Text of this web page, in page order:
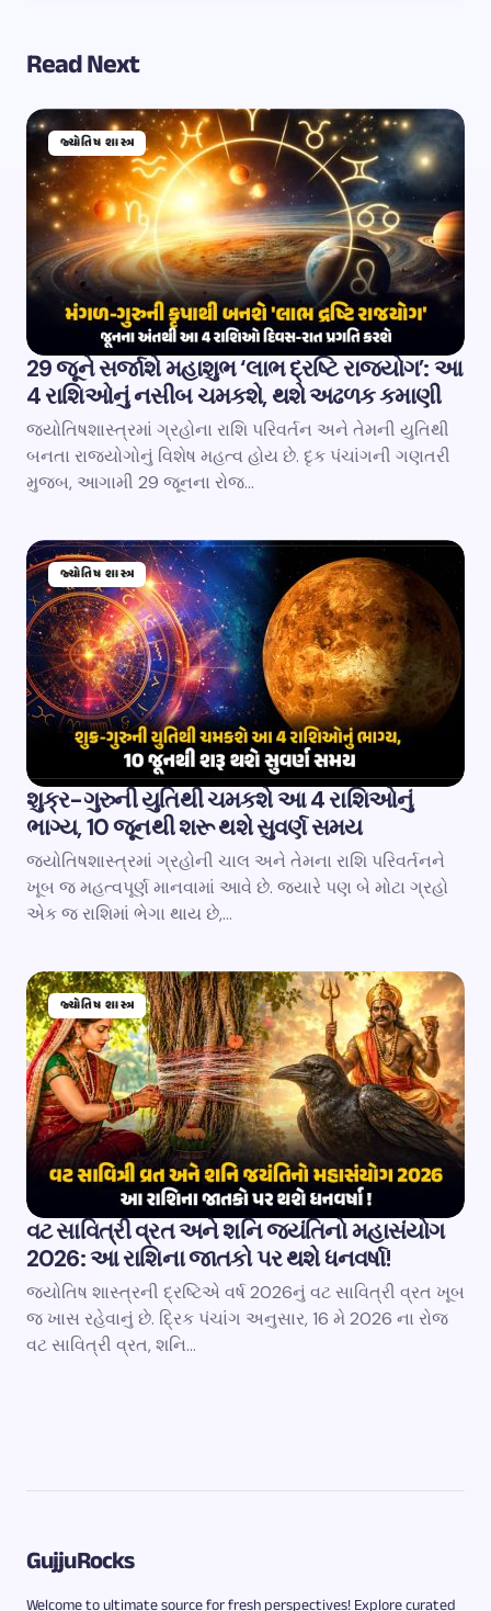
Read Next
જ્યોતિષ શાસ્ત્ર
29 જૂને સર્જાશે મહાશુભ ‘લાભ દ્રષ્ટિ રાજયોગ’: આ
4 રાશિઓનું નસીબ ચમકશે, થશે અઢળક કમાણી
જ્યોતિષશાસ્ત્રમાં ગ્રહોના રાશિ પરિવર્તન અને તેમની યુતિથી
બનતા રાજયોગોનું વિશેષ મહત્વ હોય છે. દૃક પંચાંગની ગણતરી
મુજબ, આગામી 29 જૂનના રોજ…
જ્યોતિષ શાસ્ત્ર
શુક્ર-ગુરુની યુતિથી ચમકશે આ 4 રાશિઓનું
ભાગ્ય, 10 જૂનથી શરૂ થશે સુવર્ણ સમય
જ્યોતિષશાસ્ત્રમાં ગ્રહોની ચાલ અને તેમના રાશિ પરિવર્તનને
ખૂબ જ મહત્વપૂર્ણ માનવામાં આવે છે. જ્યારે પણ બે મોટા ગ્રહો
એક જ રાશિમાં ભેગા થાય છે,…
જ્યોતિષ શાસ્ત્ર
વટ સાવિત્રી વ્રત અને શનિ જયંતિનો મહાસંયોગ
2026: આ રાશિના જાતકો પર થશે ધનવર્ષા!
જ્યોતિષ શાસ્ત્રની દ્રષ્ટિએ વર્ષ 2026નું વટ સાવિત્રી વ્રત ખૂબ
જ ખાસ રહેવાનું છે. દ્રિક પંચાંગ અનુસાર, 16 મે 2026 ના રોજ
વટ સાવિત્રી વ્રત, શનિ…
GujjuRocks
Welcome to ultimate source for fresh perspectives! Explore curated